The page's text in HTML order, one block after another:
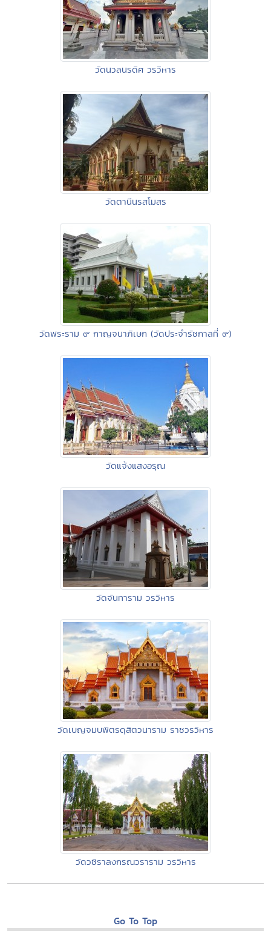
วัดนวลนรดิศ วรวิหาร
วัดตานีนรสโมสร
วัดพระราม ๙ กาญจนาภิเษก (วัดประจำรัชกาลที่ ๙)
วัดแจ้งแสงอรุณ
วัดจันทาราม วรวิหาร
วัดเบญจมบพิตรดุสิตวนาราม ราชวรวิหาร
วัดวชิราลงกรณวราราม วรวิหาร
Go To Top